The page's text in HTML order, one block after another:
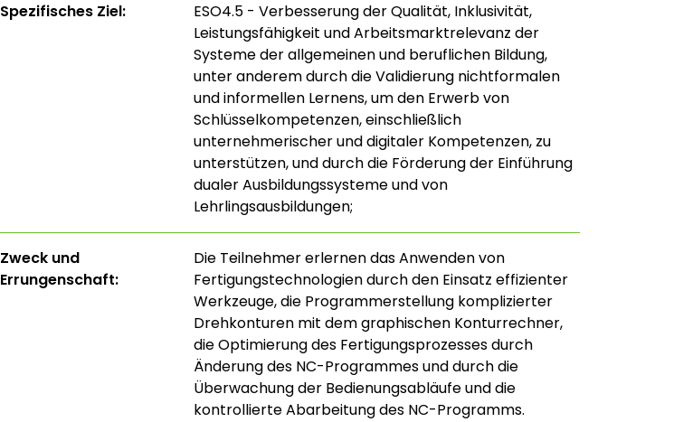
Spezifisches Ziel:
ESO4.5 - Verbesserung der Qualität, Inklusivität,
Leistungsfähigkeit und Arbeitsmarktrelevanz der
Systeme der allgemeinen und beruflichen Bildung,
unter anderem durch die Validierung nichtformalen
und informellen Lernens, um den Erwerb von
Schlüsselkompetenzen, einschließlich
unternehmerischer und digitaler Kompetenzen, zu
unterstützen, und durch die Förderung der Einführung
dualer Ausbildungssysteme und von
Lehrlingsausbildungen;
Zweck und
Errungenschaft:
Die Teilnehmer erlernen das Anwenden von
Fertigungstechnologien durch den Einsatz effizienter
Werkzeuge, die Programmerstellung komplizierter
Drehkonturen mit dem graphischen Konturrechner,
die Optimierung des Fertigungsprozesses durch
Änderung des NC-Programmes und durch die
Überwachung der Bedienungsabläufe und die
kontrollierte Abarbeitung des NC-Programms.